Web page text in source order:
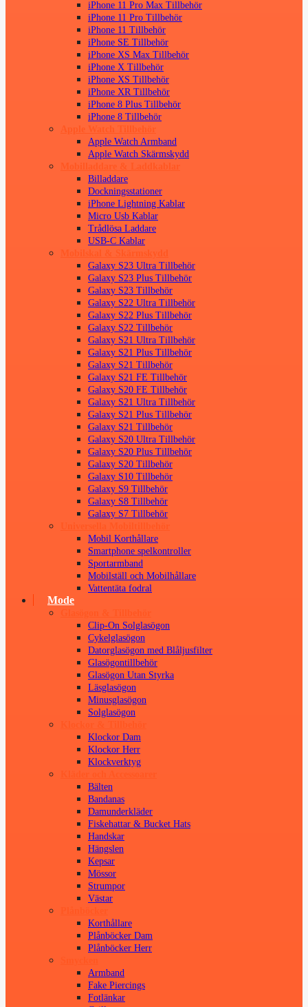
iPhone 11 Pro Max Tillbehör
iPhone 11 Pro Tillbehör
iPhone 11 Tillbehör
iPhone SE Tillbehör
iPhone XS Max Tillbehör
iPhone X Tillbehör
iPhone XS Tillbehör
iPhone XR Tillbehör
iPhone 8 Plus Tillbehör
iPhone 8 Tillbehör
Apple Watch Tillbehör
Apple Watch Armband
Apple Watch Skärmskydd
Mobilladdare & Laddkablar
Billaddare
Dockningsstationer
iPhone Lightning Kablar
Micro Usb Kablar
Trådlösa Laddare
USB-C Kablar
Galaxy S23 Ultra Tillbehör
Galaxy S23 Plus Tillbehör
Galaxy S23 Tillbehör
Galaxy S22 Ultra Tillbehör
Galaxy S22 Plus Tillbehör
Galaxy S22 Tillbehör
Galaxy S21 Ultra Tillbehör
Galaxy S21 Plus Tillbehör
Galaxy S21 Tillbehör
Galaxy S21 FE Tillbehör
Galaxy S20 FE Tillbehör
Galaxy S21 Ultra Tillbehör
Galaxy S21 Plus Tillbehör
Galaxy S21 Tillbehör
Galaxy S20 Ultra Tillbehör
Galaxy S20 Plus Tillbehör
Galaxy S20 Tillbehör
Galaxy S10 Tillbehör
Galaxy S9 Tillbehör
Galaxy S8 Tillbehör
Galaxy S7 Tillbehör
Mobil Korthållare
Smartphone spelkontroller
Sportarmband
Mobilställ och Mobilhållare
Vattentäta fodral
Mode
Clip-On Solglasögon
Cykelglasögon
Datorglasögon med Blåljusfilter
Glasögontillbehör
Glasögon Utan Styrka
Läsglasögon
Minusglasögon
Solglasögon
Klockor Dam
Klockor Herr
Klockverktyg
Bälten
Bandanas
Damunderkläder
Fiskehattar & Bucket Hats
Handskar
Hängslen
Kepsar
Mössor
Strumpor
Västar
Korthållare
Plånböcker Dam
Plånböcker Herr
Armband
Fake Piercings
Fotlänkar